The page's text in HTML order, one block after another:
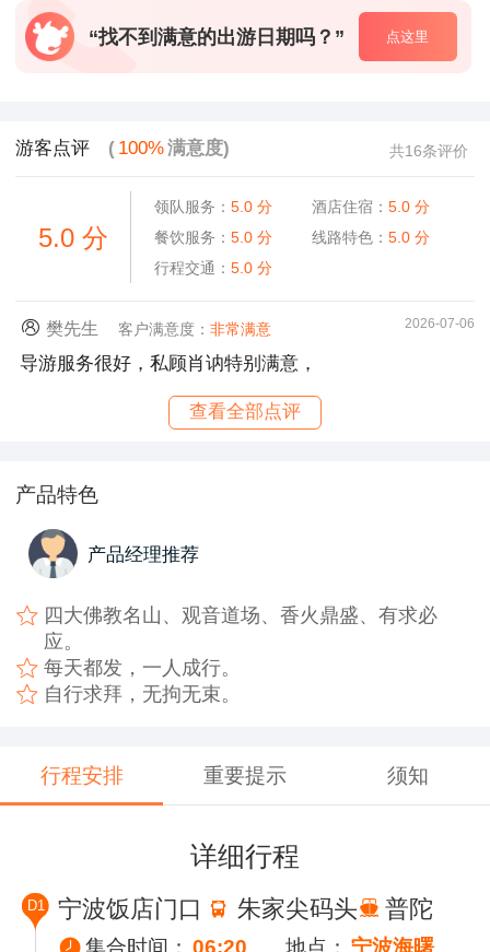
“找不到满意的出游日期吗？” 点这里
游客点评 ( 100%满意度) 共16条评价
5.0分
领队服务：5.0 分 酒店住宿：5.0 分
餐饮服务：5.0 分 线路特色：5.0 分
行程交通：5.0 分
樊先生 客户满意度：非常满意 2026-07-06
导游服务很好，私顾肖讷特别满意，
查看全部点评
产品特色
产品经理推荐
四大佛教名山、观音道场、香火鼎盛、有求必
应。
每天都发，一人成行。
自行求拜，无拘无束。
行程安排 重要提示 须知
详细行程
D1 宁波饭店门口 朱家尖码头 普陀